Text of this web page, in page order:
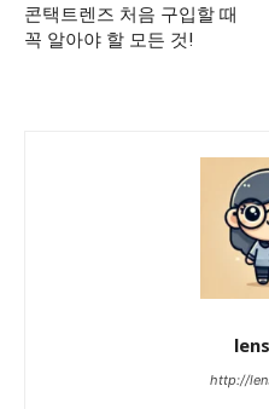
콘택트렌즈 처음 구입할 때
꼭 알아야 할 모든 것!
http://